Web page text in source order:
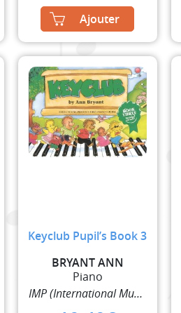
Ajouter
Keyclub Pupil’s Book 3
BRYANT ANN
Piano
IMP (International Music Publisher)